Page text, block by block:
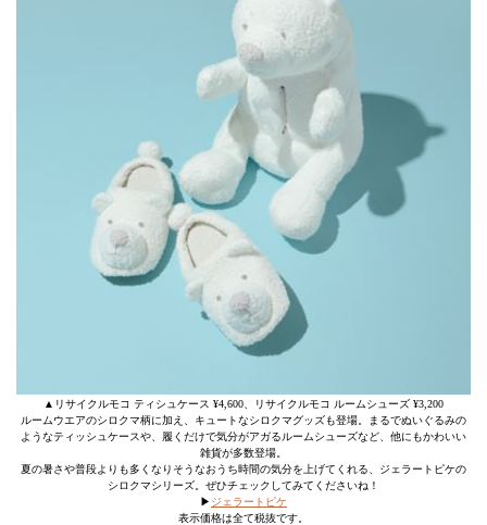
▲リサイクルモコ ティシュケース ¥4,600、リサイクルモコ ルームシューズ ¥3,200
ルームウエアのシロクマ柄に加え、キュートなシロクマグッズも登場。まるでぬいぐるみの
ようなティッシュケースや、履くだけで気分がアガるルームシューズなど、他にもかわいい
雑貨が多数登場。
夏の暑さや普段よりも多くなりそうなおうち時間の気分を上げてくれる、ジェラートピケの
シロクマシリーズ。ぜひチェックしてみてくださいね！
▶︎ ジェラートピケ
表示価格は全て税抜です。